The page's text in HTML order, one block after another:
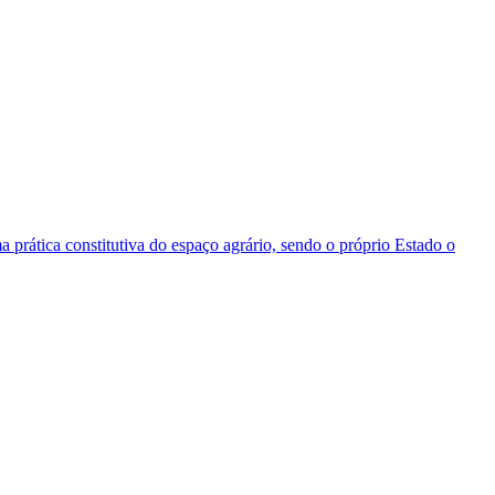
prática constitutiva do espaço agrário, sendo o próprio Estado o